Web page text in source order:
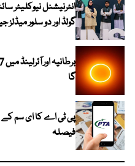
گولڈ اور دو سلور
گا
پی ٹی اے کا ای سم کے
فیصلہ